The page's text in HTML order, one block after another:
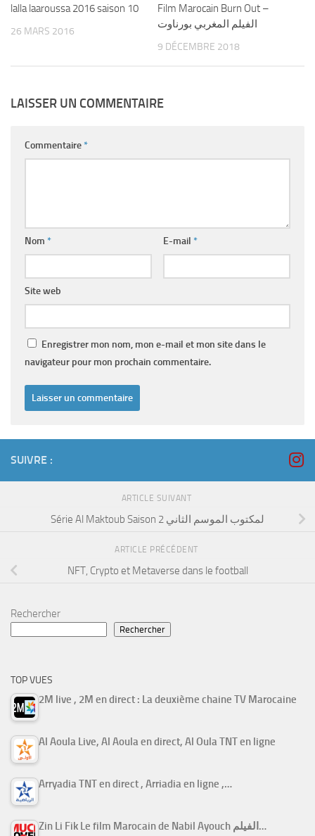
lalla laaroussa 2016 saison 10
26 MARS 2016
Film Marocain Burn Out –
الفيلم المغربي بورناوت
9 DÉCEMBRE 2018
LAISSER UN COMMENTAIRE
Commentaire*
Nom * E-mail *
Site web
Enregistrer mon nom, mon e-mail et mon site dans le
navigateur pour mon prochain commentaire.
SUIVRE :
ARTICLE SUIVANT
Série Al Maktoub Saison 2 لمكتوب الموسم الثاني
ARTICLE PRÉCÉDENT
NFT, Crypto et Metaverse dans le football
Rechercher
Rechercher
TOP VUES
2M live , 2M en direct : La deuxième chaine TV Marocaine
Al Aoula Live, Al Aoula en direct, Al Oula TNT en ligne
Arryadia TNT en direct , Arriadia en ligne ,…
Zin Li Fik Le film Marocain de Nabil Ayouch الفيلم…